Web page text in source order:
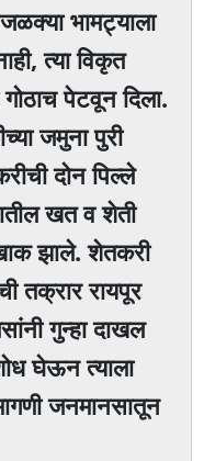
भामट्याला
त्या विकृत
गोठाच पेटवून दिला.
जमुना पुरी
दोन पिल्ले
खत व शेती
झाले. शेतकरी
तक्रार रायपूर
गुन्हा दाखल
घेऊन त्याला
जनमानसातून